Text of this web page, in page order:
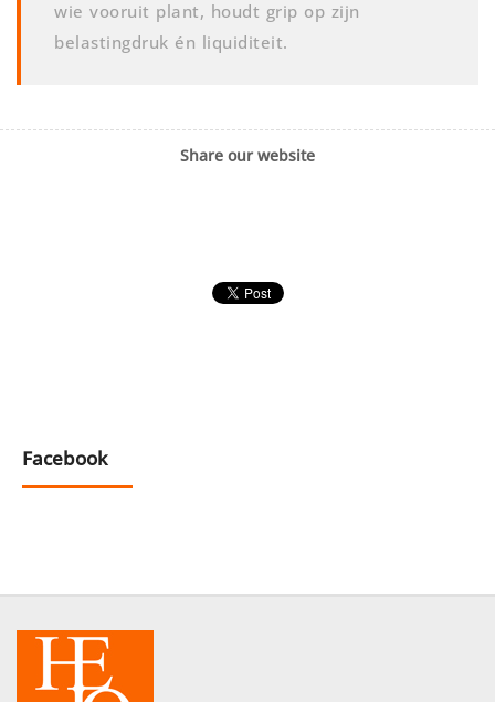
wie vooruit plant, houdt grip op zijn
belastingdruk én liquiditeit.
Share our website
Facebook